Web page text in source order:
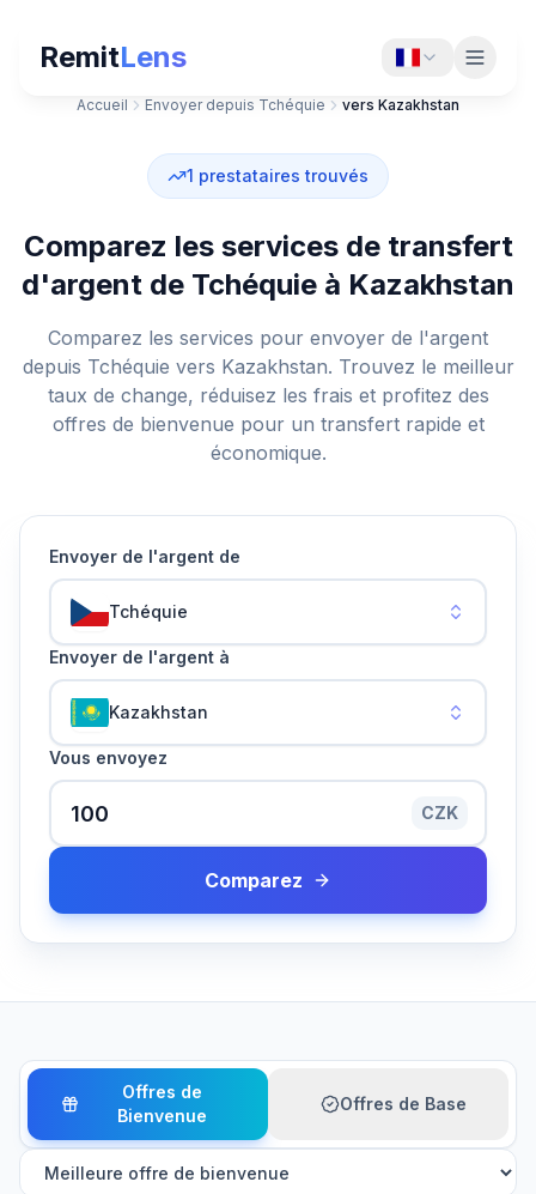
RemitLens
Accueil Envoyer depuis Tchéquie vers Kazakhstan
1 prestataires trouvés
Comparez les services de transfert
d'argent de Tchéquie à Kazakhstan
Comparez les services pour envoyer de l'argent
depuis Tchéquie vers Kazakhstan. Trouvez le meilleur
taux de change, réduisez les frais et profitez des
offres de bienvenue pour un transfert rapide et
économique.
Envoyer de l'argent de
Tchéquie
Envoyer de l'argent à
Kazakhstan
Vous envoyez
CZK
Comparez
Offres de
Bienvenue
Offres de Base